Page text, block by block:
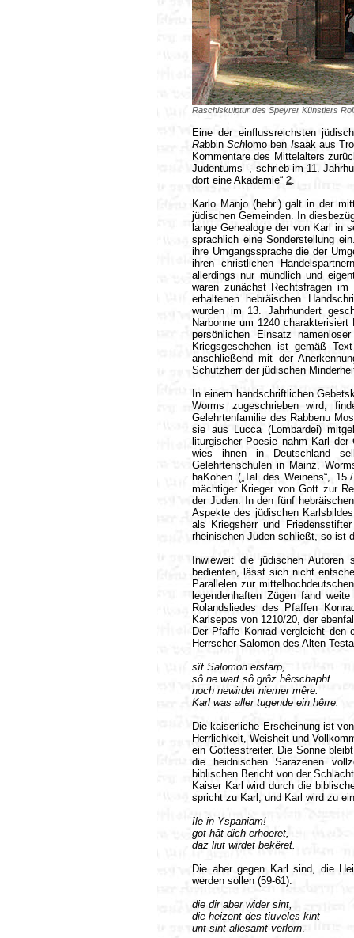
Raschiskulptur des Speyrer Künstlers
Eine der einflussreichsten
RabbinSch lomo ben Isaak aus
Kommentare des Mittelalters
Judentums -, schrieb im 11.
dort eine Akademie“ 2.
Karlo Manjo (hebr.) galt in der
jüdischen Gemeinden. In
lange Genealogie der von Karl in
sprachlich eine Sonderstellung
ihre Umgangssprache die der
ihren christlichen
allerdings nur mündlich und
waren zunächst Rechtsfragen
erhaltenen hebräischen
wurden im 13. Jahrhundert
Narbonne um 1240
persönlichen Einsatz
Kriegsgeschehen ist gemäß
anschließend mit der
Schutzherr der jüdischen
In einem handschriftlichen
Worms zugeschrieben wird,
Gelehrtenfamilie des Rabbenu
sie aus Lucca (Lombardei)
liturgischer Poesie nahm Karl
wies ihnen in Deutschland
Gelehrtenschulen in Mainz,
haKohen („Tal des Weinens“,
mächtiger Krieger von Gott zur
der Juden. In den fünf
Aspekte des jüdischen
als Kriegsherr und
rheinischen Juden schließt, so ist
Inwieweit die jüdischen
bedienten, lässt sich nicht
Parallelen zur
legendenhaften Zügen fand
Rolandsliedes des Pfaffen
Karlsepos von 1210/20, der
Der Pfaffe Konrad vergleicht den
Herrscher Salomon des Alten
sît Salomon erstarp,
sô ne wart sô grôz hêrschapht
noch newirdet niemer mêre.
Karl was aller tugende ein hêrre.
Die kaiserliche Erscheinung ist
Herrlichkeit, Weisheit und
ein Gottesstreiter. Die Sonne
die heidnischen Sarazenen
biblischen Bericht von der
Kaiser Karl wird durch die
spricht zu Karl, und Karl wird zu
île in Yspaniam!
got hât dich erhoeret,
daz liut wirdet bekêret.
Die aber gegen Karl sind, die
werden sollen (59-61):
die dir aber wider sint,
die heizent des tiuveles kint
unt sint allesamt verlorn.